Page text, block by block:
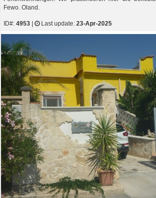
Fewo. Oland.
ID#: 4953 Last update: 23-Apr-2025